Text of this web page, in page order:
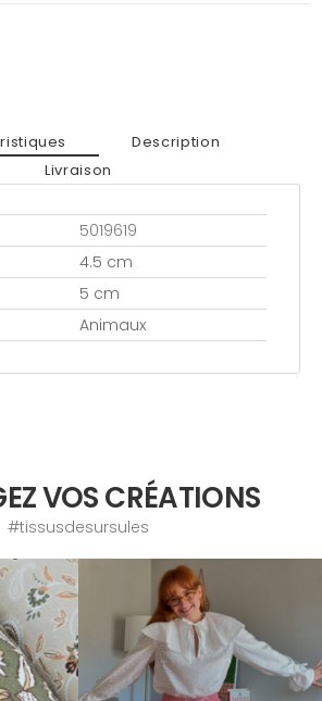
Description
Livraison
5019619
4.5 cm
5 cm
Animaux
VOS CRÉATIONS
#tissusdesursules